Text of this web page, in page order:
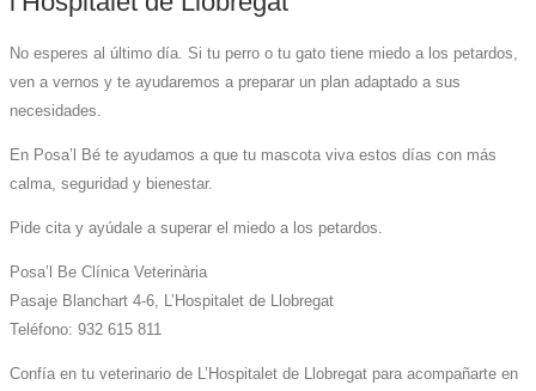
No esperes al último día. Si tu perro o tu gato tiene miedo a los petardos,
ven a vernos y te ayudaremos a preparar un plan adaptado a sus
necesidades.
En Posa’l Bé te ayudamos a que tu mascota viva estos días con más
calma, seguridad y bienestar.
Pide cita y ayúdale a superar el miedo a los petardos.
Posa’l Be Clínica Veterinària
Pasaje Blanchart 4-6, L’Hospitalet de Llobregat
Teléfono: 932 615 811
Confía en tu veterinario de L’Hospitalet de Llobregat para acompañarte en